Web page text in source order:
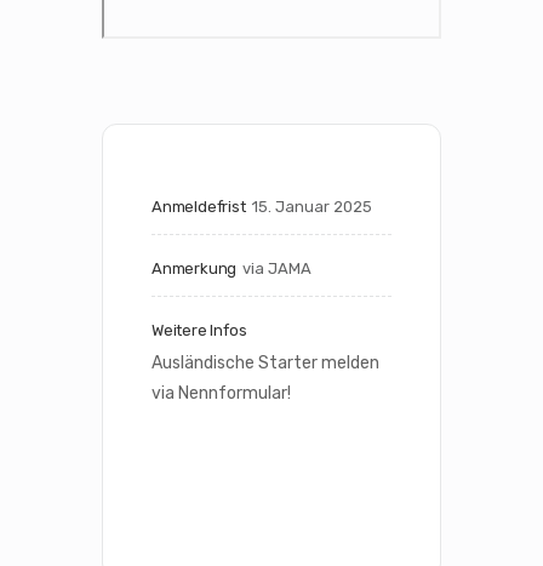
Anmeldefrist 15. Januar 2025
Anmerkung via JAMA
Weitere Infos
Ausländische Starter melden
via Nennformular!